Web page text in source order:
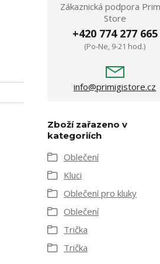
Zákaznická podpora
Store
+420 774 277 665
(Po-Ne, 9-21 hod.)
info@primigistore.cz
Zboží zařazeno v
kategoriích
Oblečení
Kluci
Oblečení pro kluky
Oblečení
Trička
Trička